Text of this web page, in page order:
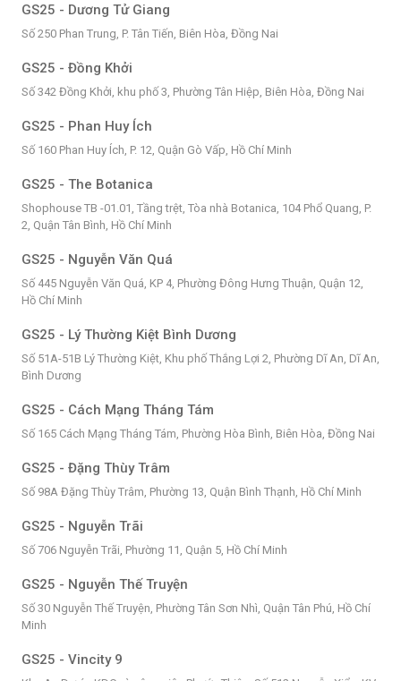
GS25 - Dương Tử Giang
Số 250 Phan Trung, P. Tân Tiến, Biên Hòa, Đồng Nai
GS25 - Đồng Khởi
Số 342 Đồng Khởi, khu phố 3, Phường Tân Hiệp, Biên Hòa, Đồng Nai
GS25 - Phan Huy Ích
Số 160 Phan Huy Ích, P. 12, Quận Gò Vấp, Hồ Chí Minh
GS25 - The Botanica
Shophouse TB -01.01, Tầng trệt, Tòa nhà Botanica, 104 Phổ Quang, P.
2, Quận Tân Bình, Hồ Chí Minh
GS25 - Nguyễn Văn Quá
Số 445 Nguyễn Văn Quá, KP 4, Phường Đông Hưng Thuận, Quận 12,
Hồ Chí Minh
GS25 - Lý Thường Kiệt Bình Dương
Số 51A-51B Lý Thường Kiệt, Khu phố Thắng Lợi 2, Phường Dĩ An, Dĩ An,
Bình Dương
GS25 - Cách Mạng Tháng Tám
Số 165 Cách Mạng Tháng Tám, Phường Hòa Bình, Biên Hòa, Đồng Nai
GS25 - Đặng Thùy Trâm
Số 98A Đặng Thùy Trâm, Phường 13, Quận Bình Thạnh, Hồ Chí Minh
GS25 - Nguyễn Trãi
Số 706 Nguyễn Trãi, Phường 11, Quận 5, Hồ Chí Minh
GS25 - Nguyễn Thế Truyện
Số 30 Nguyễn Thế Truyện, Phường Tân Sơn Nhì, Quận Tân Phú, Hồ Chí
Minh
GS25 - Vincity 9